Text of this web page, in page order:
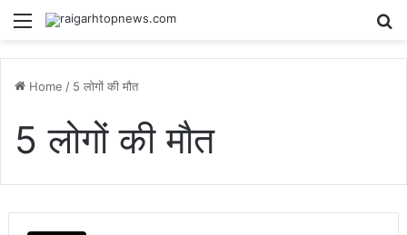
Menu
Home / 5 लोगों की मौत
5 लोगों की मौत